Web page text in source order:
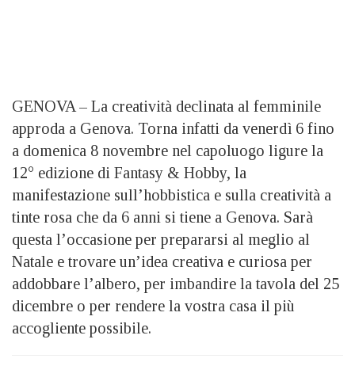
GENOVA – La creatività declinata al femminile
approda a Genova. Torna infatti da venerdì 6 fino
a domenica 8 novembre nel capoluogo ligure la
12° edizione di Fantasy & Hobby, la
manifestazione sull’hobbistica e sulla creatività a
tinte rosa che da 6 anni si tiene a Genova. Sarà
questa l’occasione per prepararsi al meglio al
Natale e trovare un’idea creativa e curiosa per
addobbare l’albero, per imbandire la tavola del 25
dicembre o per rendere la vostra casa il più
accogliente possibile.